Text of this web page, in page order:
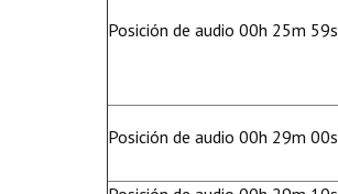
Posición de audio 00h 25m 59s
Posición de audio 00h 29m 00s